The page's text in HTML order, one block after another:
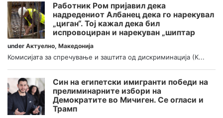
Работник Ром пријавил дека
надредениот Албанец дека го нарекувал
„циган“. Тој кажал дека бил
испровоциран и нарекуван „шиптар
under Актуелно, Македонија
Комисијата за спречување и заштита од дискриминација (К...
Син на египетски имигранти победи на
прелиминарните избори на
Демократите во Мичиген. Се огласи и
Трамп